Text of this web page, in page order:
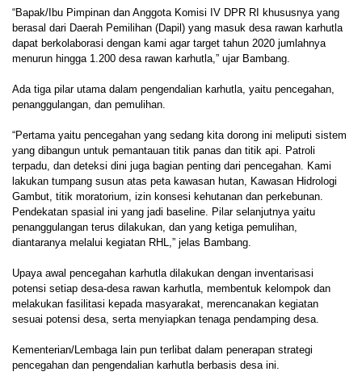
“Bapak/Ibu Pimpinan dan Anggota Komisi IV DPR RI khususnya yang
berasal dari Daerah Pemilihan (Dapil) yang masuk desa rawan karhutla
dapat berkolaborasi dengan kami agar target tahun 2020 jumlahnya
menurun hingga 1.200 desa rawan karhutla,” ujar Bambang.
Ada tiga pilar utama dalam pengendalian karhutla, yaitu pencegahan,
penanggulangan, dan pemulihan.
“Pertama yaitu pencegahan yang sedang kita dorong ini meliputi sistem
yang dibangun untuk pemantauan titik panas dan titik api. Patroli
terpadu, dan deteksi dini juga bagian penting dari pencegahan. Kami
lakukan tumpang susun atas peta kawasan hutan, Kawasan Hidrologi
Gambut, titik moratorium, izin konsesi kehutanan dan perkebunan.
Pendekatan spasial ini yang jadi baseline. Pilar selanjutnya yaitu
penanggulangan terus dilakukan, dan yang ketiga pemulihan,
diantaranya melalui kegiatan RHL,” jelas Bambang.
Upaya awal pencegahan karhutla dilakukan dengan inventarisasi
potensi setiap desa-desa rawan karhutla, membentuk kelompok dan
melakukan fasilitasi kepada masyarakat, merencanakan kegiatan
sesuai potensi desa, serta menyiapkan tenaga pendamping desa.
Kementerian/Lembaga lain pun terlibat dalam penerapan strategi
pencegahan dan pengendalian karhutla berbasis desa ini.